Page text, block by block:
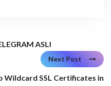
ASLI
Next Post
Wildcard SSL Certificates in